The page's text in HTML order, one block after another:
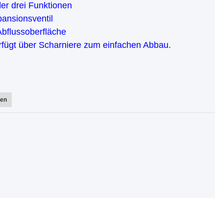
drei Funktionen
über Scharniere zum einfachen Abbau.